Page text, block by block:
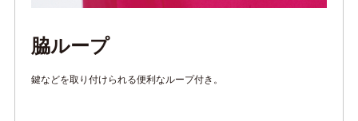
脇ループ
鍵などを取り付けられる便利なループ付き。